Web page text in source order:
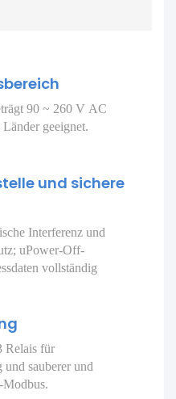
90 ~ 260 V AC
geeignet.
und sichere
Interferenz und
uPower-Off-
vollständig
Relais für
sauberer und
Modbus.